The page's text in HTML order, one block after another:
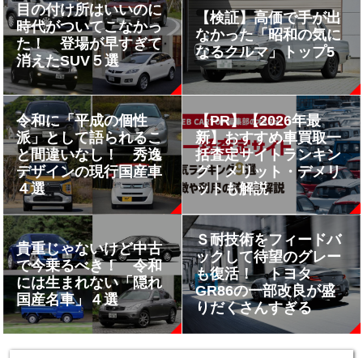
目の付け所はいいのに
時代がついてこなかっ
た！ 登場が早すぎて
消えたSUV５選
【検証】高価で手が出
なかった「昭和の気に
なるクルマ」トップ5
令和に「平成の個性
派」として語られるこ
と間違いなし！ 秀逸
デザインの現行国産車
４選
【PR】【2026年最
新】おすすめ車買取一
括査定サイトランキン
グ｜メリット・デメリ
ットも解説
貴重じゃないけど中古
で今乗るべき！ 令和
には生まれない「隠れ
国産名車」４選
Ｓ耐技術をフィードバ
ックして待望のグレー
も復活！ トヨタ
GR86の一部改良が盛
りだくさんすぎる